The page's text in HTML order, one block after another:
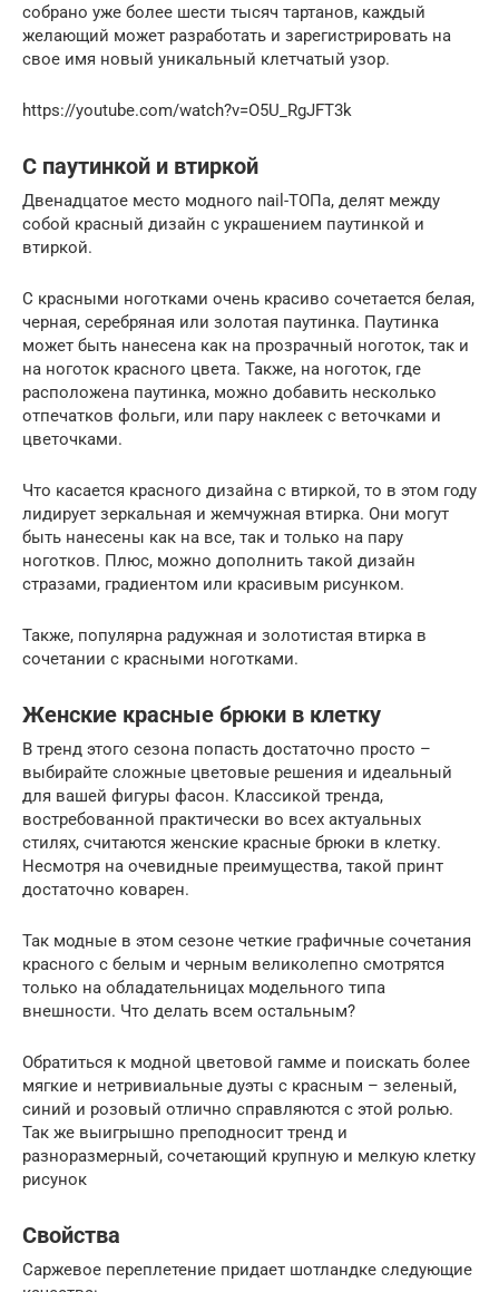
собрано уже более шести тысяч тартанов, каждый
желающий может разработать и зарегистрировать на
свое имя новый уникальный клетчатый узор.
https://youtube.com/watch?v=O5U_RgJFT3k
С паутинкой и втиркой
Двенадцатое место модного nail-ТОПа, делят между
собой красный дизайн с украшением паутинкой и
втиркой.
С красными ноготками очень красиво сочетается белая,
черная, серебряная или золотая паутинка. Паутинка
может быть нанесена как на прозрачный ноготок, так и
на ноготок красного цвета. Также, на ноготок, где
расположена паутинка, можно добавить несколько
отпечатков фольги, или пару наклеек с веточками и
цветочками.
Что касается красного дизайна с втиркой, то в этом году
лидирует зеркальная и жемчужная втирка. Они могут
быть нанесены как на все, так и только на пару
ноготков. Плюс, можно дополнить такой дизайн
стразами, градиентом или красивым рисунком.
Также, популярна радужная и золотистая втирка в
сочетании с красными ноготками.
Женские красные брюки в клетку
В тренд этого сезона попасть достаточно просто –
выбирайте сложные цветовые решения и идеальный
для вашей фигуры фасон. Классикой тренда,
востребованной практически во всех актуальных
стилях, считаются женские красные брюки в клетку.
Несмотря на очевидные преимущества, такой принт
достаточно коварен.
Так модные в этом сезоне четкие графичные сочетания
красного с белым и черным великолепно смотрятся
только на обладательницах модельного типа
внешности. Что делать всем остальным?
Обратиться к модной цветовой гамме и поискать более
мягкие и нетривиальные дуэты с красным – зеленый,
синий и розовый отлично справляются с этой ролью.
Так же выигрышно преподносит тренд и
разноразмерный, сочетающий крупную и мелкую клетку
рисунок
Свойства
Саржевое переплетение придает шотландке следующие